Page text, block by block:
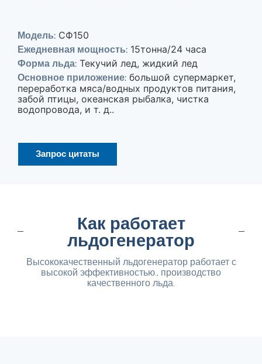
Модель: СФ150
Ежедневная мощность: 15тонна/24 часа
Форма льда: Текучий лед, жидкий лед
Основное приложение: большой супермаркет,
переработка мяса/водных продуктов питания,
забой птицы, океанская рыбалка, чистка
водопровода, и т. д..
Запрос цитаты
Как работает
льдогенератор
Высококачественный льдогенератор работает с
высокой эффективностью., производство
качественного льда.